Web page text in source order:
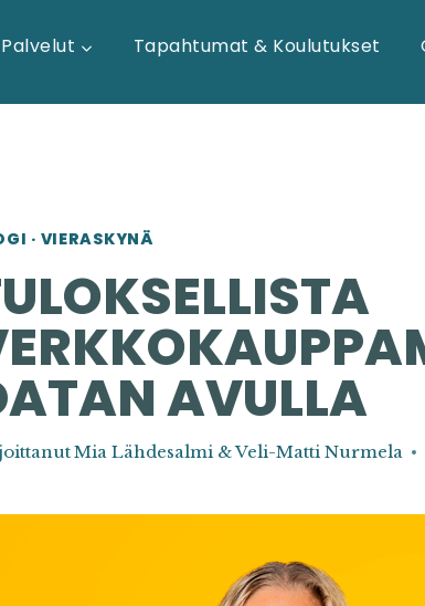
Palvelut Tapahtumat & Koulutukset
· VIERASKYNÄ
AVULLA
Mia Lähdesalmi & Veli-Matti Nurmela